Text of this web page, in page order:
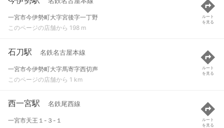
一宮市今伊勢町大字宮後字一丁野
このページの店舗から 198 m
ルート
を見る
石刀駅 名鉄名古屋本線
一宮市今伊勢町大字馬寄字西切声
このページの店舗から 1 km
ルート
を見る
西一宮駅 名鉄尾西線
一宮市天王１-３-１
ルート
を見る